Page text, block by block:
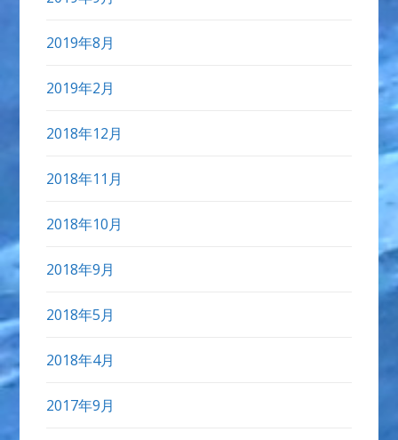
2019年8月
2019年2月
2018年12月
2018年11月
2018年10月
2018年9月
2018年5月
2018年4月
2017年9月